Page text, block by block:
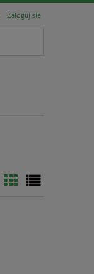
Zaloguj się